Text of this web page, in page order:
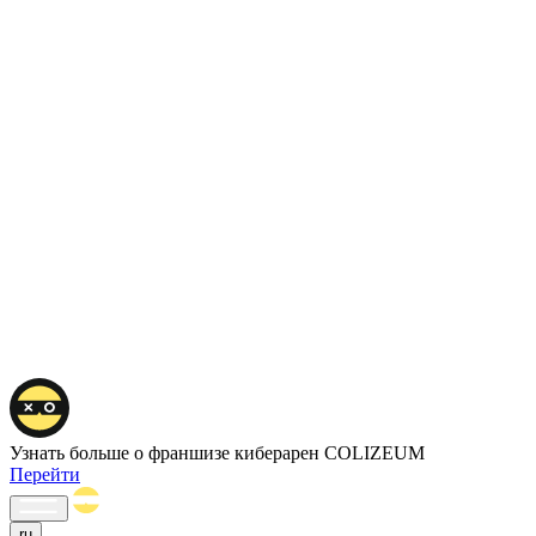
Узнать больше о франшизе киберарен COLIZEUM
Перейти